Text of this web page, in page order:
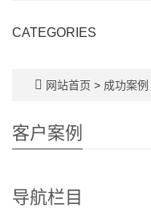
CATEGORIES
网站首页 > 成功案例
客户案例
导航栏目